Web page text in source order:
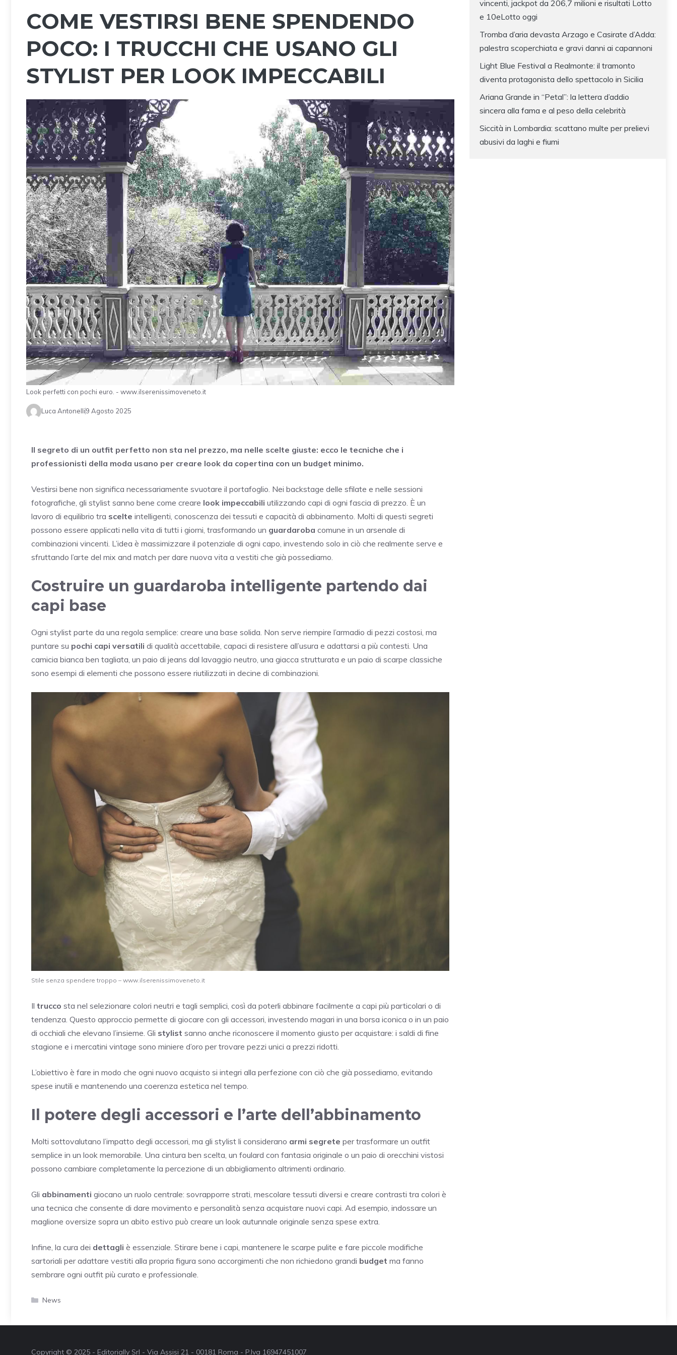
COME VESTIRSI BENE SPENDENDO
POCO: I TRUCCHI CHE USANO GLI
STYLIST PER LOOK IMPECCABILI
Look perfetti con pochi euro. - www.ilserenissimoveneto.it
Luca Antonelli9 Agosto 2025
Il segreto di un outfit perfetto non sta nel prezzo, ma nelle scelte giuste: ecco le tecniche che i
professionisti della moda usano per creare look da copertina con un budget minimo.
Vestirsi bene non significa necessariamente svuotare il portafoglio. Nei backstage delle sfilate e nelle sessioni
fotografiche, gli stylist sanno bene come creare look impeccabili utilizzando capi di ogni fascia di prezzo. È un
lavoro di equilibrio tra scelte intelligenti, conoscenza dei tessuti e capacità di abbinamento. Molti di questi segreti
possono essere applicati nella vita di tutti i giorni, trasformando un guardaroba comune in un arsenale di
combinazioni vincenti. L’idea è massimizzare il potenziale di ogni capo, investendo solo in ciò che realmente serve e
sfruttando l’arte del mix and match per dare nuova vita a vestiti che già possediamo.
Costruire un guardaroba intelligente partendo dai
capi base
Ogni stylist parte da una regola semplice: creare una base solida. Non serve riempire l’armadio di pezzi costosi, ma
puntare su pochi capi versatili di qualità accettabile, capaci di resistere all’usura e adattarsi a più contesti. Una
camicia bianca ben tagliata, un paio di jeans dal lavaggio neutro, una giacca strutturata e un paio di scarpe classiche
sono esempi di elementi che possono essere riutilizzati in decine di combinazioni.
Stile senza spendere troppo – www.ilserenissimoveneto.it
Il trucco sta nel selezionare colori neutri e tagli semplici, così da poterli abbinare facilmente a capi più particolari o di
tendenza. Questo approccio permette di giocare con gli accessori, investendo magari in una borsa iconica o in un paio
di occhiali che elevano l’insieme. Gli stylist sanno anche riconoscere il momento giusto per acquistare: i saldi di fine
stagione e i mercatini vintage sono miniere d’oro per trovare pezzi unici a prezzi ridotti.
L’obiettivo è fare in modo che ogni nuovo acquisto si integri alla perfezione con ciò che già possediamo, evitando
spese inutili e mantenendo una coerenza estetica nel tempo.
Il potere degli accessori e l’arte dell’abbinamento
Molti sottovalutano l’impatto degli accessori, ma gli stylist li considerano armi segrete per trasformare un outfit
semplice in un look memorabile. Una cintura ben scelta, un foulard con fantasia originale o un paio di orecchini vistosi
possono cambiare completamente la percezione di un abbigliamento altrimenti ordinario.
Gli abbinamenti giocano un ruolo centrale: sovrapporre strati, mescolare tessuti diversi e creare contrasti tra colori è
una tecnica che consente di dare movimento e personalità senza acquistare nuovi capi. Ad esempio, indossare un
maglione oversize sopra un abito estivo può creare un look autunnale originale senza spese extra.
Infine, la cura dei dettagli è essenziale. Stirare bene i capi, mantenere le scarpe pulite e fare piccole modifiche
sartoriali per adattare vestiti alla propria figura sono accorgimenti che non richiedono grandi budget ma fanno
sembrare ogni outfit più curato e professionale.
Categorie
News
vincenti, jackpot da 206,7 milioni e risultati Lotto
e 10eLotto oggi
Tromba d’aria devasta Arzago e Casirate d’Adda:
palestra scoperchiata e gravi danni ai capannoni
Light Blue Festival a Realmonte: il tramonto
diventa protagonista dello spettacolo in Sicilia
Ariana Grande in “Petal”: la lettera d’addio
sincera alla fama e al peso della celebrità
Siccità in Lombardia: scattano multe per prelievi
abusivi da laghi e fiumi
Copyright © 2025 - Editorially Srl - Via Assisi 21 - 00181 Roma - P.Iva 16947451007